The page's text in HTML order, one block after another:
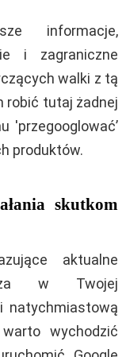
informacje,
i zagraniczne
walki z tą
robić tutaj żadnej
'przegooglować’
produktów.
skutkom
aktualne
w Twojej
natychmiastową
wychodzić